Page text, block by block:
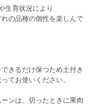
生育状況により
の品種の個性を楽しんで
きるだけ保つため土付き
てお使いください。
ンは、切ったときに果肉